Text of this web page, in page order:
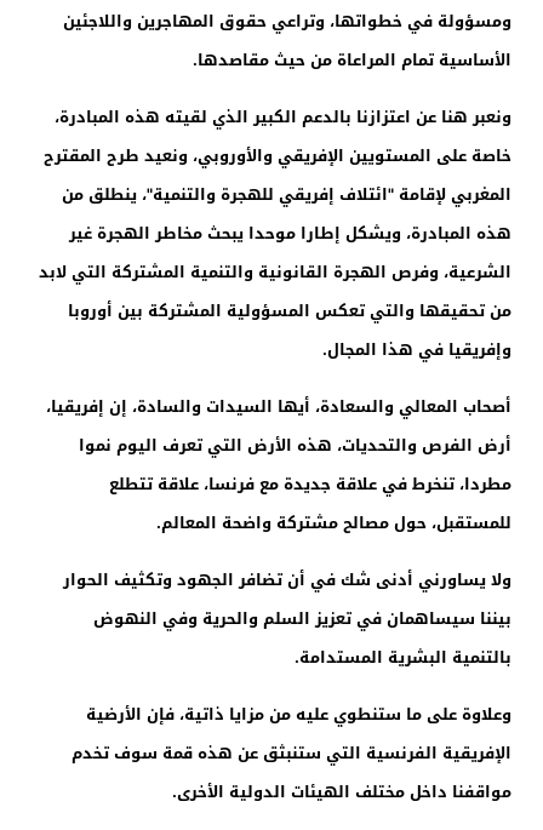
ومسؤولة في خطواتها، وتراعي حقوق المهاجرين واللاجئين
الأساسية تمام المراعاة من حيث مقاصدها.
ونعبر هنا عن اعتزازنا بالدعم الكبير الذي لقيته هذه المبادرة،
خاصة على المستويين الإفريقي والأوروبي، ونعيد طرح المقترح
المغربي لإقامة "ائتلاف إفريقي للهجرة والتنمية"، ينطلق من
هذه المبادرة، ويشكل إطارا موحدا يبحث مخاطر الهجرة غير
الشرعية، وفرص الهجرة القانونية والتنمية المشتركة التي لابد
من تحقيقها والتي تعكس المسؤولية المشتركة بين أوروبا
وإفريقيا في هذا المجال.
أصحاب المعالي والسعادة، أيها السيدات والسادة، إن إفريقيا،
أرض الفرص والتحديات، هذه الأرض التي تعرف اليوم نموا
مطردا، تنخرط في علاقة جديدة مع فرنسا، علاقة تتطلع
للمستقبل، حول مصالح مشتركة واضحة المعالم.
ولا يساورني أدنى شك في أن تضافر الجهود وتكثيف الحوار
بيننا سيساهمان في تعزيز السلم والحرية وفي النهوض
بالتنمية البشرية المستدامة.
وعلاوة على ما ستنطوي عليه من مزايا ذاتية، فإن الأرضية
الإفريقية الفرنسية التي ستنبثق عن هذه قمة سوف تخدم
مواقفنا داخل مختلف الهيئات الدولية الأخرى.